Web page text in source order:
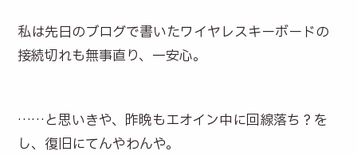
私は先日のブログで書いたワイヤレスキーボードの
接続切れも無事直り、一安心。
……と思いきや、昨晩もエオイン中に回線落ち？を
し、復旧にてんやわんや。